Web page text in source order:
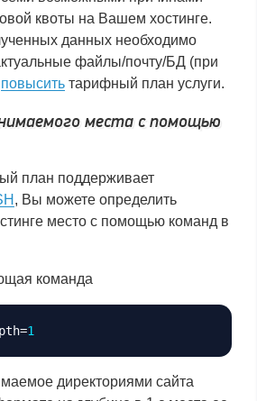
квоты на Вашем хостинге.
данных необходимо
файлы/почту/БД (при
повысить тарифный план услуги.
места с помощью
план поддерживает
, Вы можете определить
место с помощью команд в
команда
=1
директориями сайта